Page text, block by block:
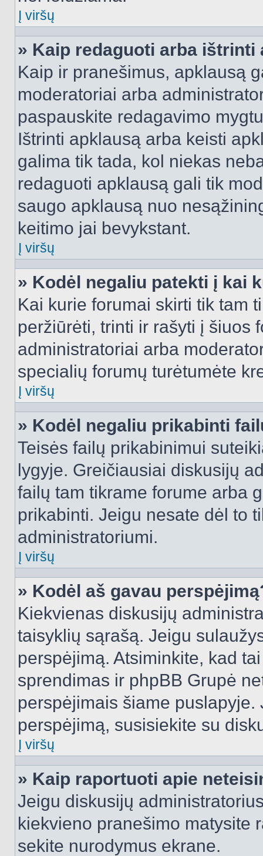
Į viršų
» Kaip redaguoti arba ištrinti
Kaip ir pranešimus, apklausą
moderatoriai arba
paspauskite redagavimo
Ištrinti apklausą arba keisti
galima tik tada, kol niekas
redaguoti apklausą gali tik
saugo apklausą nuo
keitimo jai bevykstant.
Į viršų
» Kodėl negaliu patekti į kai
Kai kurie forumai skirti tik tam
peržiūrėti, trinti ir rašyti į šiuos
administratoriai arba
specialių forumų turėtumėte
Į viršų
» Kodėl negaliu prikabinti
Teisės failų prikabinimui
lygyje. Greičiausiai diskusijų
failų tam tikrame forume arba
prikabinti. Jeigu nesate dėl to
administratoriumi.
Į viršų
» Kodėl aš gavau
Kiekvienas diskusijų
taisyklių sąrašą. Jeigu
perspėjimą. Atsiminkite, kad
sprendimas ir phpBB Grupė
perspėjimais šiame
perspėjimą, susisiekite su
Į viršų
» Kaip raportuoti apie
Jeigu diskusijų
kiekvieno pranešimo matysite
sekite nurodymus ekrane.